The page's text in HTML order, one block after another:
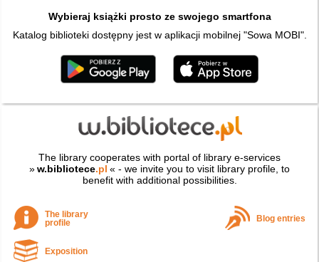
Wybieraj książki prosto ze swojego smartfona
Katalog biblioteki dostępny jest w aplikacji mobilnej "Sowa MOBI".
The library cooperates with portal of library e-services
»w.bibliotece.pl « - we invite you to visit library profile, to
benefit with additional possibilities.
The library
profile
Blog entries
Exposition